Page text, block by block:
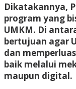
Dikatakannya,
program yang
UMKM. Di
bertujuan agar
dan
baik melalui
maupun digital.